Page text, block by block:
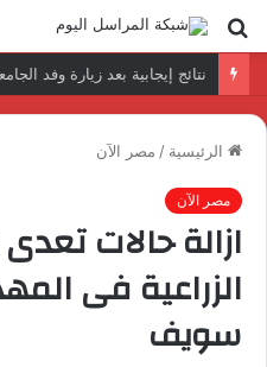
بحث
عن
الرئيسية / مصر الآن
مصر الآن
ازالة حالات
الزراعية فى
سويف